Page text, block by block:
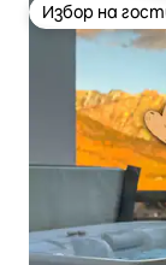
Избор на
Избор на